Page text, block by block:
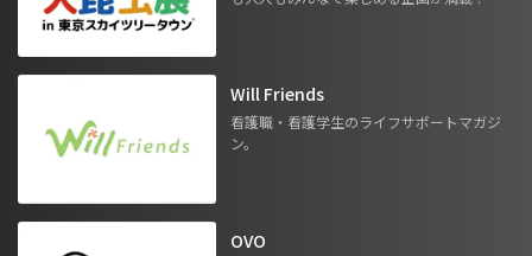
Will Friends
看護職・看護学生のライフサポートマガジ
ン。
OVO